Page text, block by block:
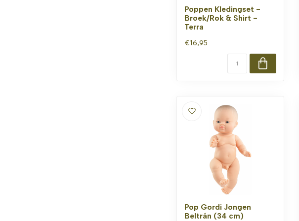
Poppen Kledingset -
Broek/Rok & Shirt -
Terra
€16,95
Pop Gordi Jongen
Beltrán (34 cm)